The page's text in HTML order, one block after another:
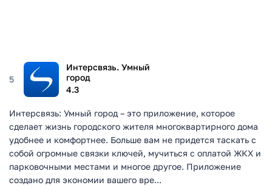
5
Интерсвязь. Умный
город
4.3
Интерсвязь: Умный город – это приложение, которое
сделает жизнь городского жителя многоквартирного дома
удобнее и комфортнее. Больше вам не придется таскать с
собой огромные связки ключей, мучиться с оплатой ЖКХ и
парковочными местами и многое другое. Приложение
создано для экономии вашего вре...